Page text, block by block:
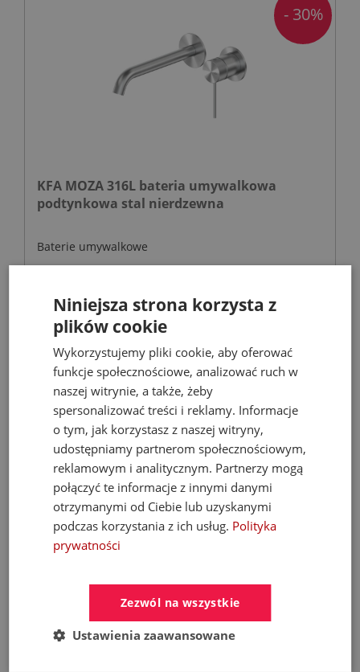
KFA MOZA 316L bateria umywalkowa
podtynkowa stal nierdzewna
Baterie umywalkowe
567,40 zł
810,57 zł
- 30%
Kotły C.O. na pellet
Niniejsza strona korzysta z
plików cookie
Wykorzystujemy pliki cookie, aby oferować
funkcje społecznościowe, analizować ruch w
naszej witrynie, a także, żeby
spersonalizować treści i reklamy. Informacje
o tym, jak korzystasz z naszej witryny,
udostępniamy partnerom społecznościowym,
reklamowym i analitycznym. Partnerzy mogą
połączyć te informacje z innymi danymi
otrzymanymi od Ciebie lub uzyskanymi
podczas korzystania z ich usług. Polityka
prywatności
Zezwól na wszystkie
Ustawienia zaawansowane